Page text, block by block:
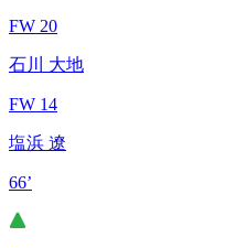
FW 20
石川 大地
FW 14
塩浜 遼
66’